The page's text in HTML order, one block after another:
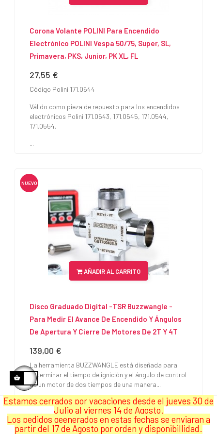
Estamos cerrados por vacaciones desde el jueves 30 de
Julio al viernes 14 de Agosto.
Los pedidos geenerados en estas fechas se enviaran a
partir del 17 de Agosto por orden y disponibillidad.
Corona Volante POLINI Para Encendido
Electrónico POLINI Vespa 50/75, Super, SL,
Primavera, PKS, Junior, PK XL, FL
Precio
27,55 €
Código Polini 171.0644
Válido como pieza de repuesto para los encendidos
electrónicos Polini 171.0543, 171.0545, 171.0544,
171.0554.
...
NUEVO
AÑADIR AL CARRITO
Disco Graduado Digital -TSR Buzzwangle -
Para Medir El Avance De Encendido Y Ángulos
De Apertura Y Cierre De Motores De 2T Y 4T
Precio
139,00 €
La herramienta BUZZWANGLE está diseñada para
determinar el tiempo de ignición y el ángulo de control
de un motor de dos tiempos de una manera...
NUEVO